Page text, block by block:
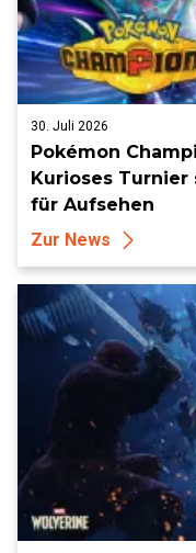
30. Juli 2026
Pokémon
Kurioses
für Aufsehen
Zur News